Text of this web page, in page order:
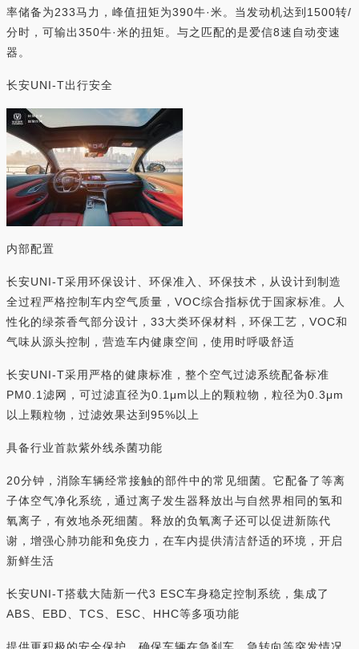
率储备为233马力，峰值扭矩为390牛·米。当发动机达到1500转/
分时，可输出350牛·米的扭矩。与之匹配的是爱信8速自动变速
器。
长安UNI-T出行安全
内部配置
长安UNI-T采用环保设计、环保准入、环保技术，从设计到制造
全过程严格控制车内空气质量，VOC综合指标优于国家标准。人
性化的绿茶香气部分设计，33大类环保材料，环保工艺，VOC和
气味从源头控制，营造车内健康空间，使用时呼吸舒适
长安UNI-T采用严格的健康标准，整个空气过滤系统配备标准
PM0.1滤网，可过滤直径为0.1μm以上的颗粒物，粒径为0.3μm
以上颗粒物，过滤效果达到95%以上
具备行业首款紫外线杀菌功能
20分钟，消除车辆经常接触的部件中的常见细菌。它配备了等离
子体空气净化系统，通过离子发生器释放出与自然界相同的氢和
氧离子，有效地杀死细菌。释放的负氧离子还可以促进新陈代
谢，增强心肺功能和免疫力，在车内提供清洁舒适的环境，开启
新鲜生活
长安UNI-T搭载大陆新一代3 ESC车身稳定控制系统，集成了
ABS、EBD、TCS、ESC、HHC等多项功能